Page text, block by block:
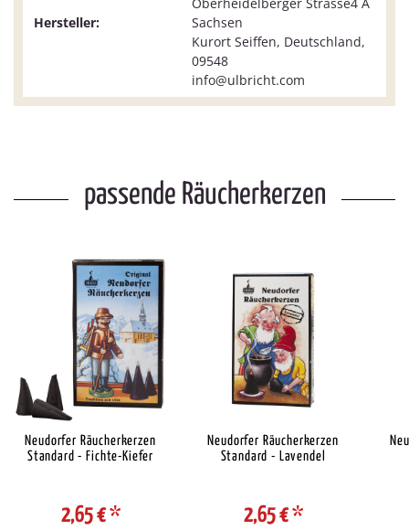
Hersteller:
Sachsen
Kurort Seiffen, Deutschland,
09548
info@ulbricht.com
passende Räucherkerzen
Neudorfer Räucherkerzen
Standard - Fichte-Kiefer
2,65 €*
Neudorfer Räucherkerzen
Standard - Lavendel
2,65 €*